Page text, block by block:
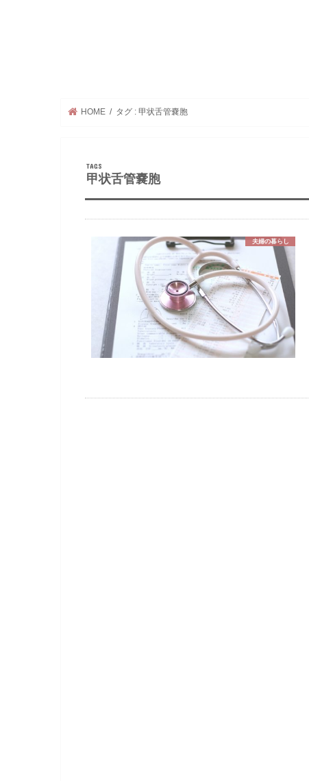
HOME タグ : 甲状舌管嚢胞
甲状舌管嚢胞
夫婦の暮らし